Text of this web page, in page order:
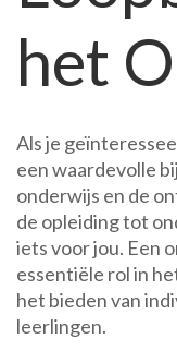
het
Als je
een waardevolle
onderwijs en de
de opleiding tot
iets voor jou. Een
essentiële rol in
het bieden van
leerlingen.